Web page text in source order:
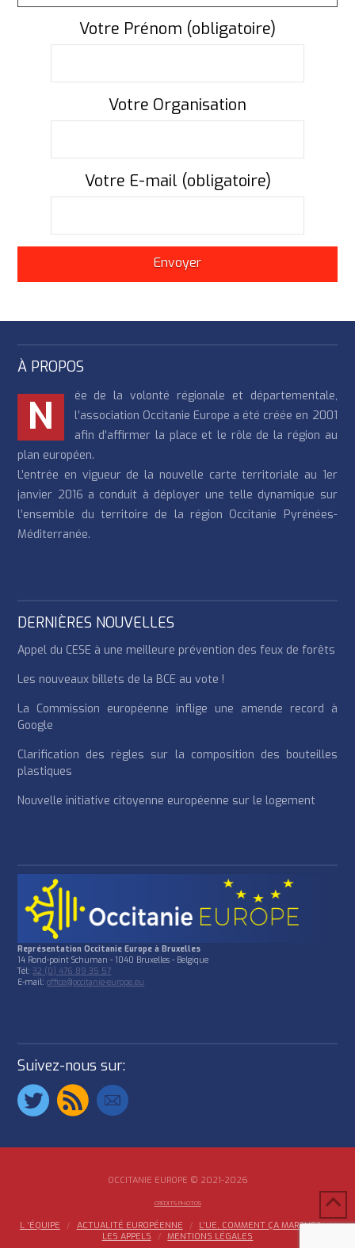
Votre Prénom (obligatoire)
Votre Organisation
Votre E-mail (obligatoire)
À PROPOS
N
ée de la volonté régionale et départementale,
l’association Occitanie Europe a été créée en 2001
afin d’affirmer la place et le rôle de la région au
plan européen.
L’entrée en vigueur de la nouvelle carte territoriale au 1er
janvier 2016 a conduit à déployer une telle dynamique sur
l’ensemble du territoire de la région Occitanie Pyrénées-
Méditerranée.
DERNIÈRES NOUVELLES
Appel du CESE à une meilleure prévention des feux de forêts
Les nouveaux billets de la BCE au vote !
La Commission européenne inflige une amende record à
Google
Clarification des règles sur la composition des bouteilles
plastiques
Nouvelle initiative citoyenne européenne sur le logement
Représentation Occitanie Europe à Bruxelles
14 Rond-point Schuman - 1040 Bruxelles - Belgique
Tél:32 (0) 476 89 35 57
E-mail:office@occitanie-europe.eu
Suivez-nous sur:
OCCITANIE EUROPE © 2021-2026
CRÉDITS PHOTOS
L ‘ÉQUIPE ACTUALITÉ EUROPÉENNE
L’UE, COMMENT ÇA MARCHE?
LES APPELS
MENTIONS LÉGALES